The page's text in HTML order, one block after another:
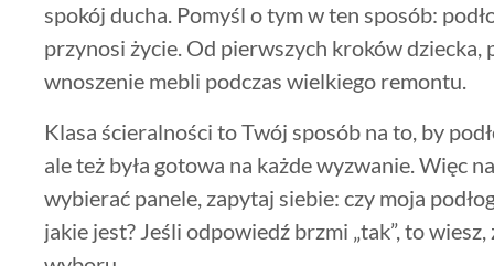
spokój ducha. Pomyśl o tym w ten sposób:
przynosi życie. Od pierwszych kroków dziecka,
wnoszenie mebli podczas wielkiego remontu.
Klasa ścieralności to Twój sposób na to, by
ale też była gotowa na każde wyzwanie. Więc
wybierać panele, zapytaj siebie: czy moja
jakie jest? Jeśli odpowiedź brzmi „tak”, to wiesz,